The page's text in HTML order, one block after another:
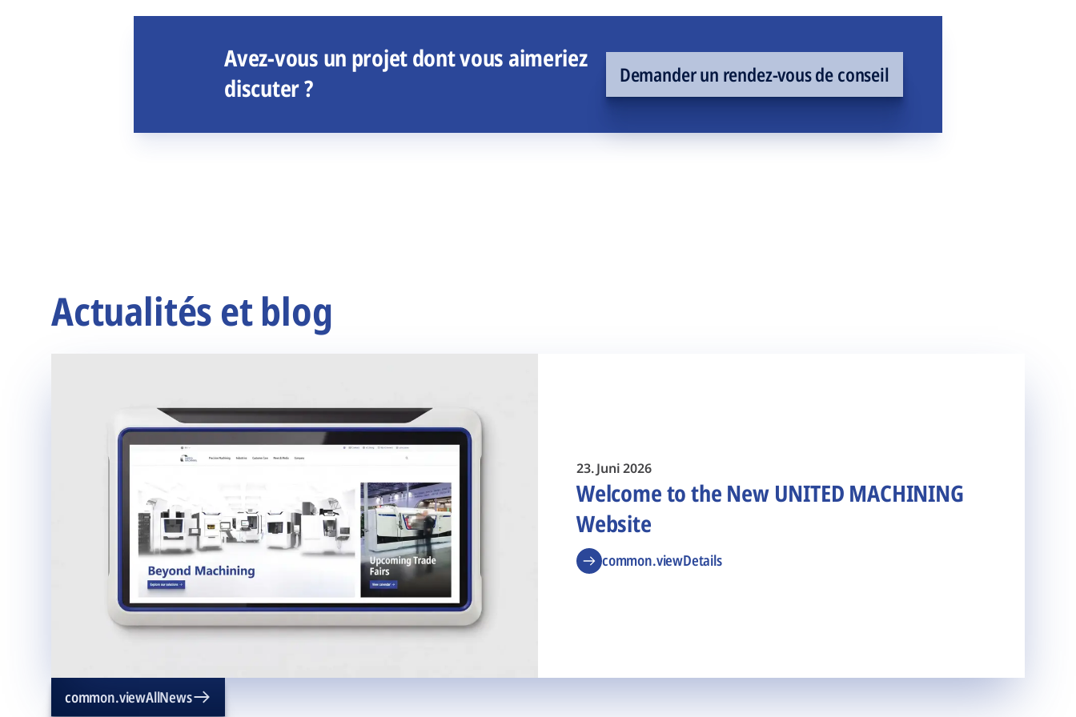
Avez-vous un projet dont vous aimeriez
discuter ?
Demander un rendez-vous de conseil
Actualités et blog
23. Juni 2026
Welcome to the New UNITED MACHINING
Website
common.viewDetails
common.viewAllNews